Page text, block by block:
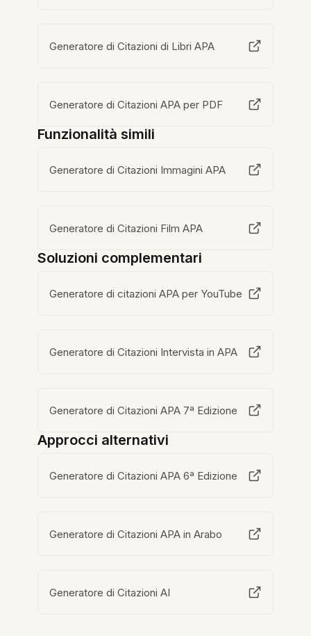
Generatore di Citazioni di Libri APA
Generatore di Citazioni APA per PDF
Funzionalità simili
Generatore di Citazioni Immagini APA
Generatore di Citazioni Film APA
Soluzioni complementari
Generatore di citazioni APA per YouTube
Generatore di Citazioni Intervista in APA
Generatore di Citazioni APA 7ª Edizione
Approcci alternativi
Generatore di Citazioni APA 6ª Edizione
Generatore di Citazioni APA in Arabo
Generatore di Citazioni AI